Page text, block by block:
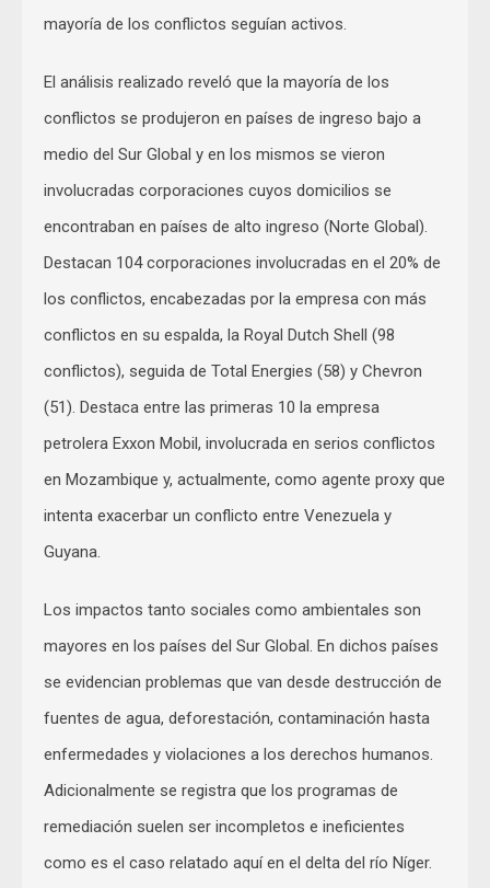
mayoría de los conflictos seguían activos.
El análisis realizado reveló que la mayoría de los
conflictos se produjeron en países de ingreso bajo a
medio del Sur Global y en los mismos se vieron
involucradas corporaciones cuyos domicilios se
encontraban en países de alto ingreso (Norte Global).
Destacan 104 corporaciones involucradas en el 20% de
los conflictos, encabezadas por la empresa con más
conflictos en su espalda, la Royal Dutch Shell (98
conflictos), seguida de Total Energies (58) y Chevron
(51). Destaca entre las primeras 10 la empresa
petrolera Exxon Mobil, involucrada en serios conflictos
en Mozambique y, actualmente, como agente proxy que
intenta exacerbar un conflicto entre Venezuela y
Guyana.
Los impactos tanto sociales como ambientales son
mayores en los países del Sur Global. En dichos países
se evidencian problemas que van desde destrucción de
fuentes de agua, deforestación, contaminación hasta
enfermedades y violaciones a los derechos humanos.
Adicionalmente se registra que los programas de
remediación suelen ser incompletos e ineficientes
como es el caso relatado aquí en el delta del río Níger.